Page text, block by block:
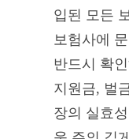
입된 모든
보험사에
반드시 확
지원금, 벌
장의 실효